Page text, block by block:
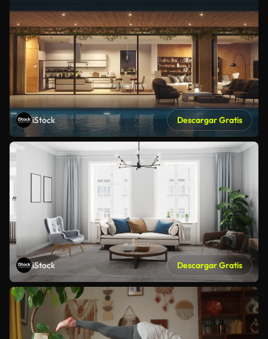
iStock Descargar Gratis
iStock Descargar Gratis